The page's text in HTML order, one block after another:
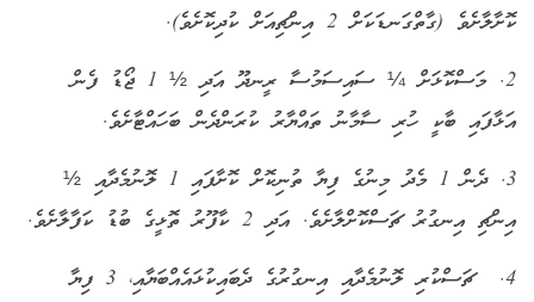
ކޮށާލާށެވެ (ގާތްގަނޑަކަށް 2 އިންޗިއަށް ކުދިކޮށެވެ).
2. މަސްކޮޅަށް ¼ ސައިސަމުސާ ރީނދޫ އަދި ½ 1 ޖޯޑު ފެން
އަޅާފައި ބާކީ ހުރި ސާމާނު ތައްޔާރު ކުރަންދެން ބަހައްޓާށެވެ.
3. ދެން 1 މެދު މިނުގެ ފިޔާ ތުނިކޮށް ކޮށާފައި 1 ލޮނުމެދާއި ½
އިންޗި އިނގުރު ޗަސްކޮށްލާށެވެ. އަދި 2 ކާފޫރު ތޮޅީގެ ބުޑު ކަފާލާށެވެ.
4. ޗަސްކުރި ލޮނުމެދާއި އިނގުރުގެ ދެބައިކުޅައެއްބަޔާއި، 3 ފިޔާ